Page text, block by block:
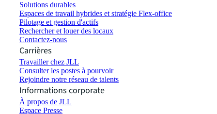
Solutions durables
Espaces de travail hybrides et stratégie Flex-office
Pilotage et gestion d'actifs
Rechercher et louer des locaux
Contactez-nous
Carrières
Travailler chez JLL
Consulter les postes à pourvoir
Rejoindre notre réseau de talents
Informations corporate
À propos de JLL
Espace Presse